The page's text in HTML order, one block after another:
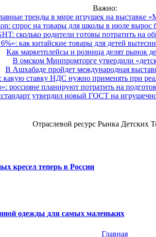
Важно:
тренды в мире игрушек на выставке
спрос на товары для школы в июле вырос
сколько родители готовы потратить на
как китайские товары для детей
Как маркетплейсы и розница делят рынок
В омском Минпромторге утвердили
В Ашхабаде пройдет международная
ставку НДС нужно применять при
россияне планируют потратить на
утвердил новый ГОСТ на
Отраслевой ресурс Рынка Детских
кресел теперь в России
одежды для самых маленьких
Главная